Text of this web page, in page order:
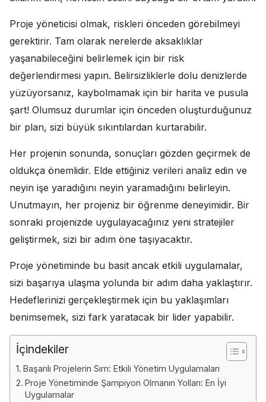
Proje yöneticisi olmak, riskleri önceden görebilmeyi
gerektirir. Tam olarak nerelerde aksaklıklar
yaşanabileceğini belirlemek için bir risk
değerlendirmesi yapın. Belirsizliklerle dolu denizlerde
yüzüyorsanız, kaybolmamak için bir harita ve pusula
şart! Olumsuz durumlar için önceden oluşturduğunuz
bir plan, sizi büyük sıkıntılardan kurtarabilir.
Her projenin sonunda, sonuçları gözden geçirmek de
oldukça önemlidir. Elde ettiğiniz verileri analiz edin ve
neyin işe yaradığını neyin yaramadığını belirleyin.
Unutmayın, her projeniz bir öğrenme deneyimidir. Bir
sonraki projenizde uygulayacağınız yeni stratejiler
geliştirmek, sizi bir adım öne taşıyacaktır.
Proje yönetiminde bu basit ancak etkili uygulamalar,
sizi başarıya ulaşma yolunda bir adım daha yaklaştırır.
Hedeflerinizi gerçekleştirmek için bu yaklaşımları
benimsemek, sizi fark yaratacak bir lider yapabilir.
İçindekiler
Başarılı Projelerin Sırrı: Etkili Yönetim Uygulamaları
Proje Yönetiminde Şampiyon Olmanın Yolları: En İyi
Uygulamalar